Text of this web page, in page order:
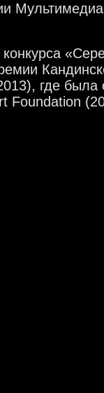
где была
Foundation